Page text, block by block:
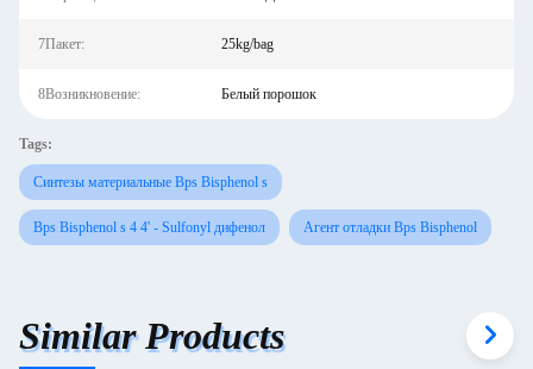
7Пакет: 25kg/bag
8Возникновение: Белый порошок
Tags:
Синтезы материальные Bps Bisphenol s
Bps Bisphenol s 4 4' - Sulfonyl дифенол Агент отладки Bps Bisphenol
Similar Products